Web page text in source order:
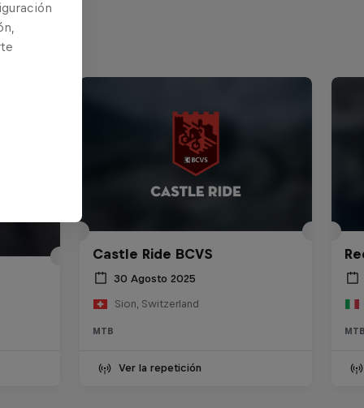
Castle Ride BCVS
30 Agosto 2025
Sion, Switzerland
MTB
Ver la repetición